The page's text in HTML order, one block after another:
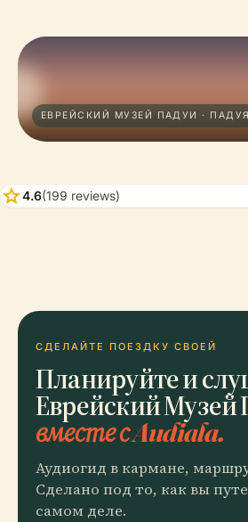
ЕВРЕЙСКИЙ МУЗЕЙ ПАДУИ · ПАДУЯ
star4.6(199 reviews)
СДЕЛАЙТЕ ПОЕЗДКУ СВОЕЙ
Планируйте и
Еврейский Музей
вместе с Audiala.
Аудиогид в кармане,
Сделано под то, как вы
самом деле.